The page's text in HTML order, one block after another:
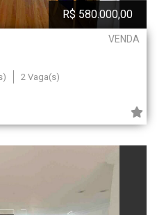
VENDA
R$ 580.000,00
2 Vaga(s)